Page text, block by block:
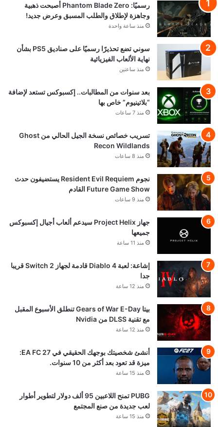
رسميًا: Phantom Blade Zero أصبحت ذهبية
وجاهزة لإطلاق والطلب المسبق وعرض جديد!
منذ ساعة واحدة
سوني تضع تحذيرًا رسميًا على صناديق PS5 بشأن
نهاية الألعاب الفيزيائية
منذ ساعتين
بعد سنوات من المطالبات.. إكسبوكس تستعد لإضافة
“بلاتينيوم” خاص بها
منذ 7 ساعات
تسريب خصائص نسخة الجيل الحالي من Ghost
Recon Wildlands
منذ 8 ساعات
نجوم Resident Evil Requiem يستضيفون حدث
Future Game Show القادم
منذ 9 ساعات
جهاز Project Helix سيدعم ألعاب أجيال إكسبوكس
جميعها
منذ 11 ساعة
إشاعة: لعبة Diablo 4 قادمة لجهاز Switch 2 قريبا
جدا
منذ 12 ساعة
بيتا Gears of War E-Day تنطلق الأسبوع المقبل
مع تقنية DLSS من Nvidia
منذ 12 ساعة
أنشئ شخصيتك بوجهك الحقيقي في EA FC 27:
ميزة قد تعود بعد أكثر من 10 سنوات.
منذ 15 ساعة
PUBG تمنح اللاعبين 95 ألف دولار لتطوير أطوار
لعب جديدة من صنع المجتمع
منذ 15 ساعة